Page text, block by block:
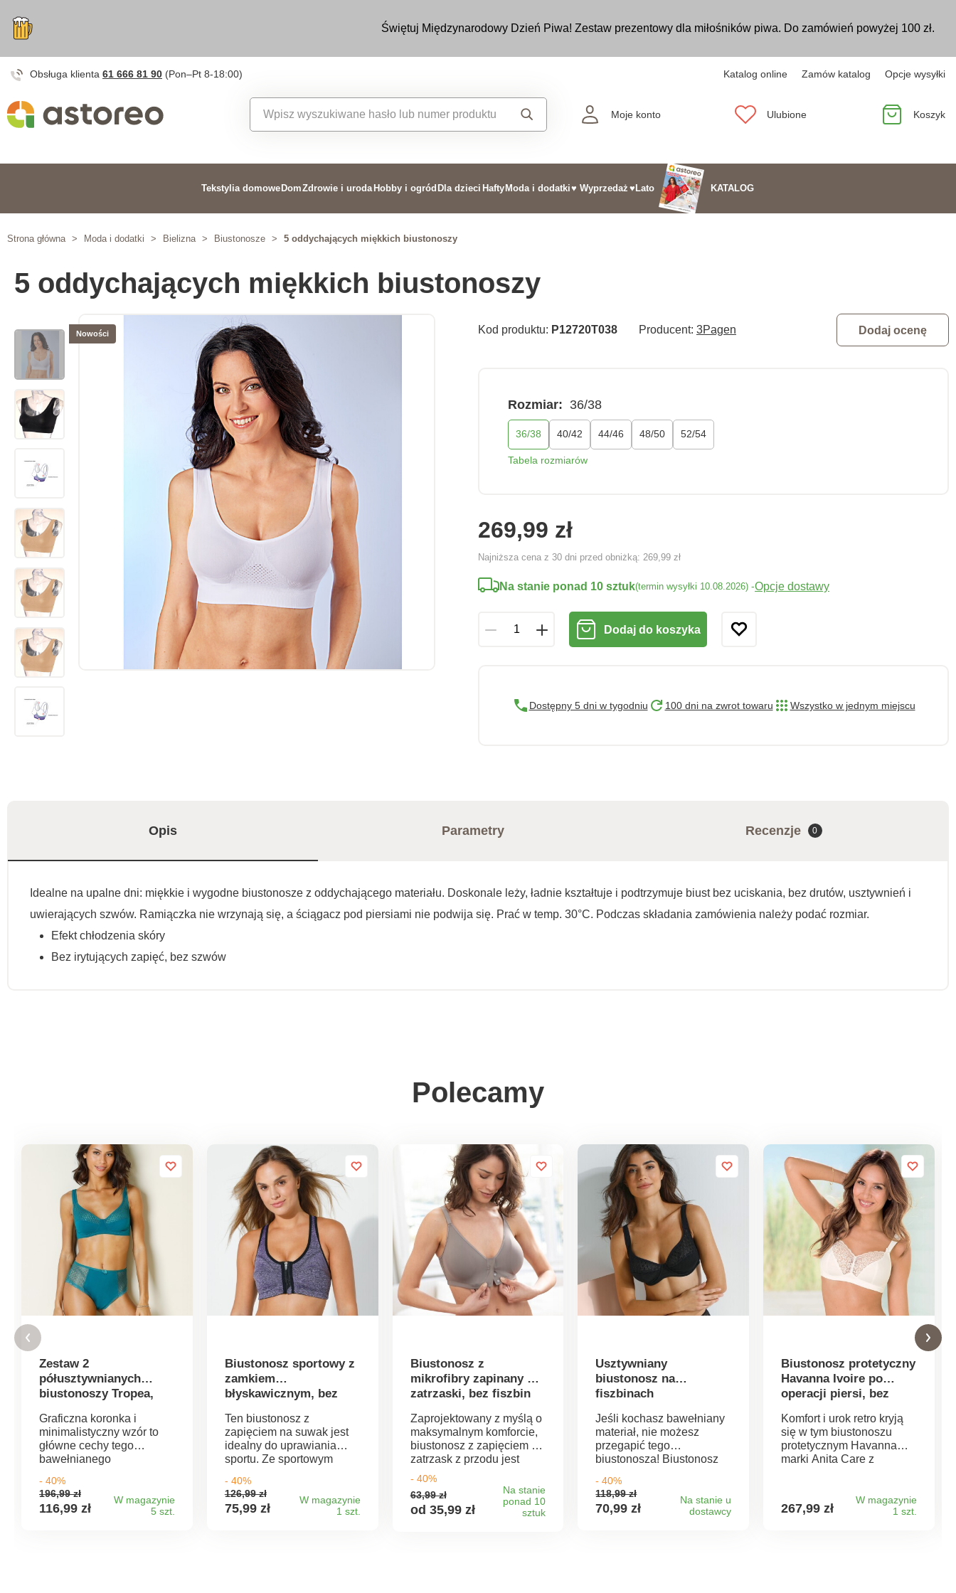
Świętuj Międzynarodowy Dzień Piwa! Zestaw prezentowy dla miłośników piwa. Do zamówień powyżej 100 zł.
Obsługa klienta 61 666 81 90 (Pon–Pt 8-18:00) Katalog online Zamów katalog Opcje wysyłki
Moje konto Ulubione Koszyk
Tekstylia domowe DomZdrowie i uroda Hobby i ogród Dla dzieci Hafty Moda i dodatki♥ Wyprzedaż ♥Lato KATALOG
Strona główna > Moda i dodatki > Bielizna > Biustonosze > 5 oddychających miękkich biustonoszy
5 oddychających miękkich biustonoszy
Nowości Kod produktu: P12720T038 Producent: 3Pagen Dodaj ocenę
Rozmiar: 36/38
36/38 40/42 44/46 48/50 52/54
Tabela rozmiarów
269,99 zł
Najniższa cena z 30 dni przed obniżką: 269,99 zł
Na stanie ponad 10 sztuk(termin wysyłki 10.08.2026) -Opcje dostawy
Dodaj do koszyka
Dostępny 5 dni w tygodniu 100 dni na zwrot towaru Wszystko w jednym miejscu
Opis Parametry Recenzje 0
Idealne na upalne dni: miękkie i wygodne biustonosze z oddychającego materiału. Doskonale leży, ładnie kształtuje i podtrzymuje biust bez uciskania, bez drutów, usztywnień i
uwierających szwów. Ramiączka nie wrzynają się, a ściągacz pod piersiami nie podwija się. Prać w temp. 30°C. Podczas składania zamówienia należy podać rozmiar.
Efekt chłodzenia skóry
Bez irytujących zapięć, bez szwów
Polecamy
Zestaw 2
półusztywnianych
biustonoszy Tropea,
Graficzna koronka i
minimalistyczny wzór to
główne cechy tego
bawełnianego
Półusztywniany, bez
fiszbin, zapewnia
maksymalną miękkość.
- 40%
196,99 zł
116,99 zł
W magazynie
5 szt.
Biustonosz sportowy z
zamkiem
błyskawicznym, bez
Ten biustonosz z
zapięciem na suwak jest
idealny do uprawiania
sportu. Ze sportowym
na suwak z przodu i
wykonany z miękkiej
mikrofibry, doskonale
- 40%
126,99 zł
75,99 zł
W magazynie
1 szt.
Biustonosz z
mikrofibry zapinany na
zatrzaski, bez fiszbin
Zaprojektowany z myślą o
maksymalnym komforcie,
biustonosz z zapięciem na
zatrzask z przodu jest
nieskazitelny! Bez fiszbin.
Podszewka z mikrofibry.
Satynowe wykończenie
dekoltu. Zapięcie na
- 40%
63,99 zł
od 35,99 zł
Na stanie
ponad 10
sztuk
Usztywniany
biustonosz na
fiszbinach
Jeśli kochasz bawełniany
materiał, nie możesz
przegapić tego
biustonosza! Biustonosz
Lingerie. Z fiszbinami.
Wzmocniona konstrukcja
w jednolitym kolorze.
- 40%
118,99 zł
70,99 zł
Na stanie u
dostawcy
Biustonosz protetyczny
Havanna Ivoire po
operacji piersi, bez
Komfort i urok retro kryją
się w tym biustonoszu
protetycznym Havanna
marki Anita Care z
poczucia kobiecości.
Biustonosz Havanna
267,99 zł
W magazynie
1 szt.